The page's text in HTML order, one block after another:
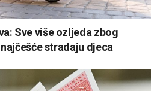
Sve više ozljeda zbog
stradaju djeca